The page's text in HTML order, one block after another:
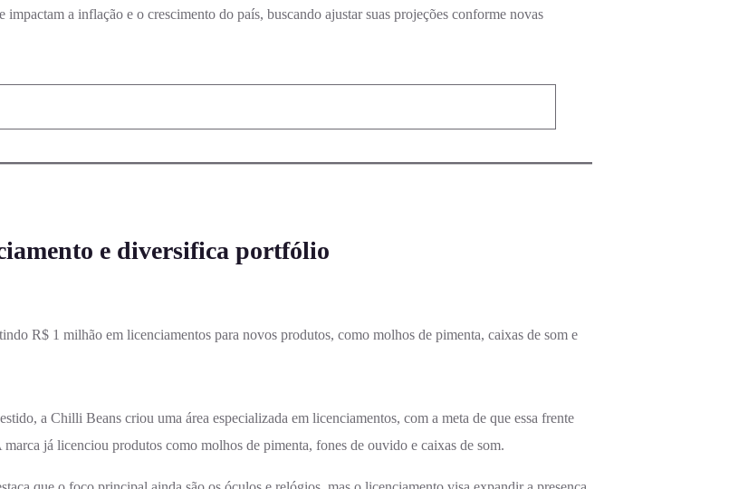
a inflação e o crescimento do país, buscando ajustar suas projeções conforme novas
e diversifica portfólio
R$ 1 milhão em licenciamentos para novos produtos, como molhos de pimenta, caixas de som e
a Chilli Beans criou uma área especializada em licenciamentos, com a meta de que essa frente
já licenciou produtos como molhos de pimenta, fones de ouvido e caixas de som.